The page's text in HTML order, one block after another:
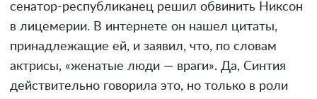
сенатор-республиканец решил обвинить Никсон
в лицемерии. В интернете он нашел цитаты,
принадлежащие ей, и заявил, что, по словам
актрисы, «женатые люди — враги». Да, Синтия
действительно говорила это, но только в роли